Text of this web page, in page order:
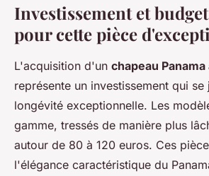
Investissement et
pour cette pièce
L'acquisition d'un chapeau
représente un investissement qui
longévité exceptionnelle. Les
gamme, tressés de manière plus
autour de 80 à 120 euros. Ces
l'élégance caractéristique du